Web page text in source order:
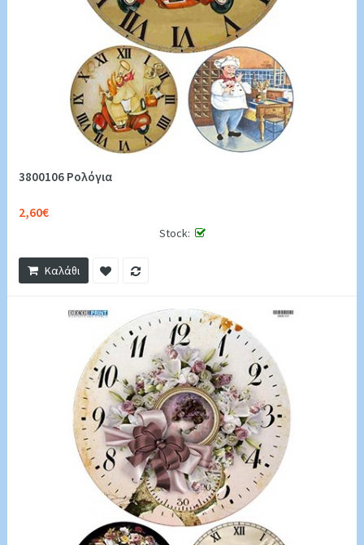
3800106 Ρολόγια
2,60€
Stock:
Καλάθι